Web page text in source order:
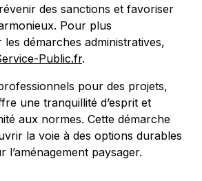
des sanctions et favoriser
Pour plus
les démarches administratives,
Public.fr.
pour des projets,
une tranquillité d’esprit et
aux normes. Cette démarche
la voie à des options durables
l’aménagement paysager.